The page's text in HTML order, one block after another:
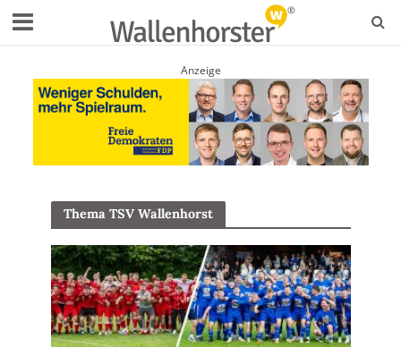
Anzeige
Thema TSV Wallenhorst